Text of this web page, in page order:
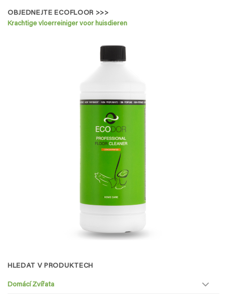
OBJEDNEJTE ECOFLOOR >>>
Krachtige vloerreiniger voor huisdieren
HLEDAT V PRODUKTECH
Domácí Zvířata